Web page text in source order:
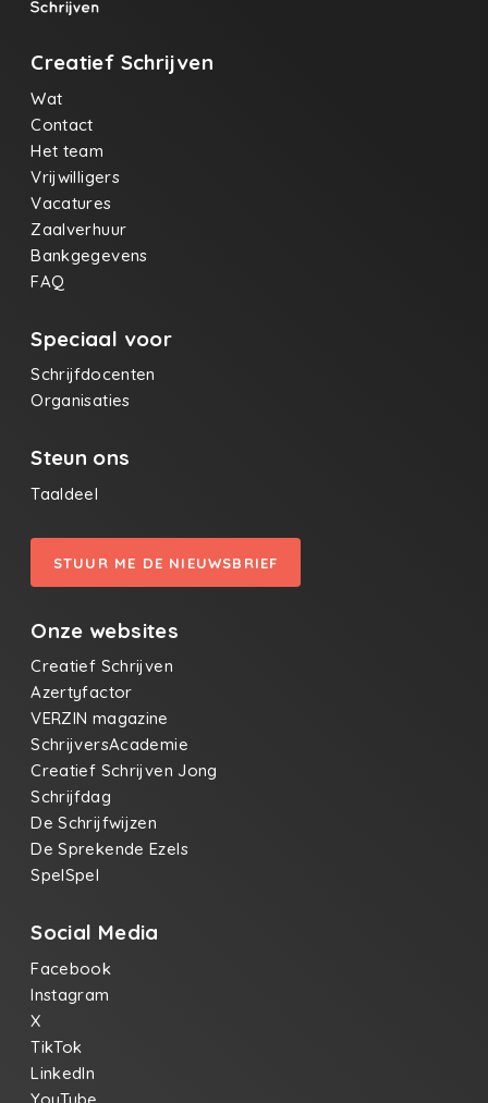
Creatief Schrijven
Wat
Contact
Het team
Vrijwilligers
Vacatures
Zaalverhuur
Bankgegevens
FAQ
Speciaal voor
Schrijfdocenten
Organisaties
Steun ons
Taaldeel
STUUR ME DE NIEUWSBRIEF
Onze websites
Creatief Schrijven
Azertyfactor
VERZIN magazine
SchrijversAcademie
Creatief Schrijven Jong
Schrijfdag
De Schrijfwijzen
De Sprekende Ezels
SpelSpel
Social Media
Facebook
Instagram
X
TikTok
LinkedIn
YouTube